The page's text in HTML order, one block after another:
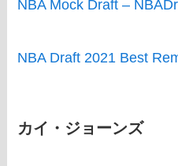
NBA Mock Draft –
NBA Draft 2021 Best
カイ・ジョーンズ